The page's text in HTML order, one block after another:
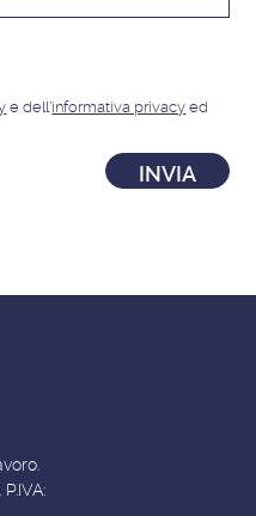
e dell'informativa privacy ed